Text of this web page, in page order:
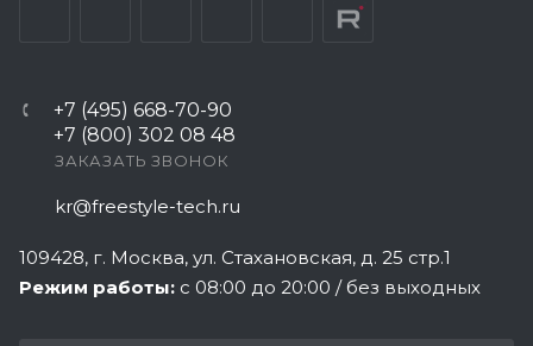
+7 (495) 668-70-90
+7 (800) 302 08 48
ЗАКАЗАТЬ ЗВОНОК
kr@freestyle-tech.ru
109428, г. Москва, ул. Стахановская, д. 25 стр.1
Режим работы: с 08:00 до 20:00 / без выходных